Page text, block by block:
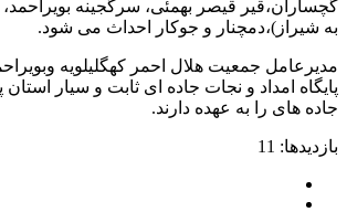
گچساران،قیر قیصر بهمئی، سرگجینه
به شیراز)،دمچنار و جوکار احداث می شود.
پایگاه امداد و نجات جاده ای ثابت و سیار
جاده های را به عهده دارند.
بازدیدها: 11